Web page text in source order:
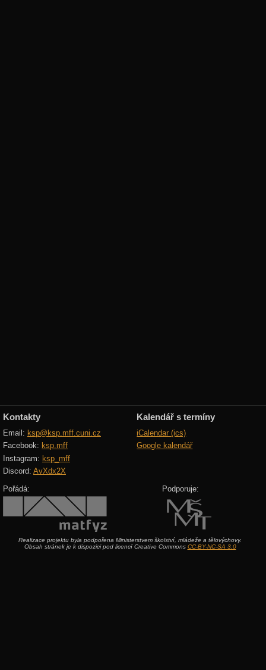
Kontakty
Email: ksp@ksp.mff.cuni.cz
Facebook: ksp.mff
Instagram: ksp_mff
Discord: AvXdx2X
Kalendář s termíny
iCalendar (ics)
Google kalendář
Pořádá: Podporuje:
Realizace projektu byla podpořena Ministerstvem školství, mládeže a tělovýchovy.
Obsah stránek je k dispozici pod licencí Creative Commons CC-BY-NC-SA 3.0